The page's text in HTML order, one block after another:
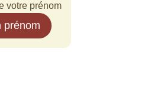
votre prénom
prénom